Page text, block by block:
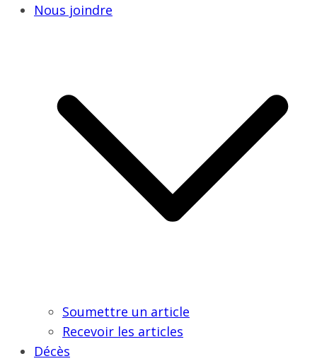
Nous joindre
Soumettre un article
Recevoir les articles
Décès